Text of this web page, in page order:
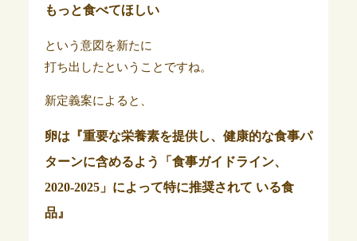
もっと食べてほしい
という意図を新たに
打ち出したということですね。
新定義案によると、
卵は『重要な栄養素を提供し、健康的な食事パ
ターンに含めるよう「食事ガイドライン、
2020-2025」によって特に推奨されて いる食
品』